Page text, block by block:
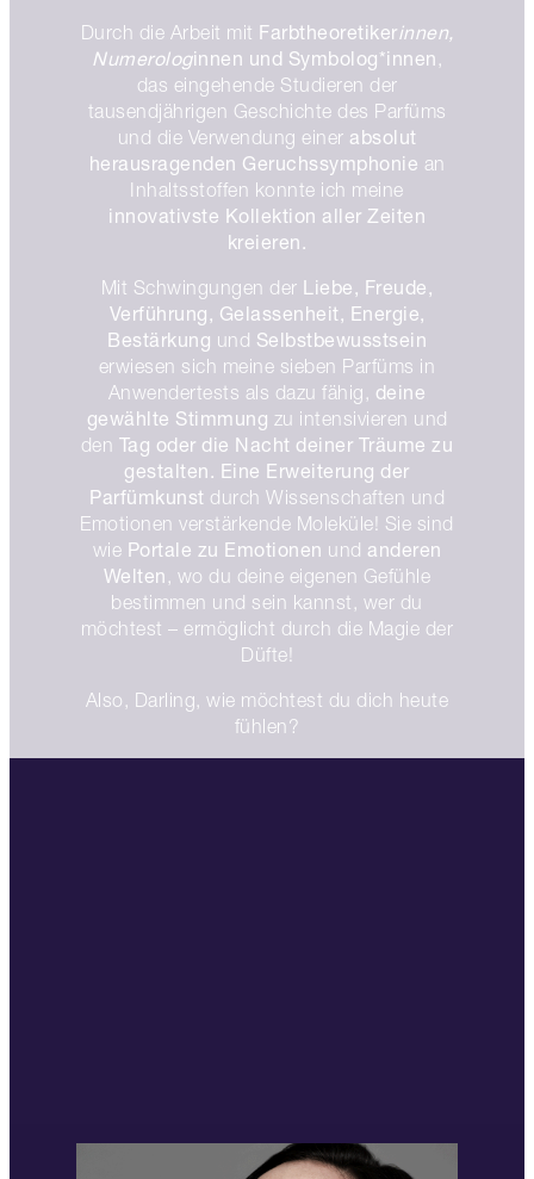
Durch die Arbeit mit Farbtheoretikerinnen,
Numerologinnen und Symbolog*innen ,
das eingehende Studieren der
tausendjährigen Geschichte des Parfüms
und die Verwendung einer absolut
herausragenden Geruchssymphonie an
Inhaltsstoffen konnte ich meine
innovativste Kollektion aller Zeiten
kreieren.
Mit Schwingungen der Liebe, Freude,
Verführung, Gelassenheit, Energie,
Bestärkung und Selbstbewusstsein
erwiesen sich meine sieben Parfüms in
Anwendertests als dazu fähig, deine
gewählte Stimmung zu intensivieren und
den Tag oder die Nacht deiner Träume zu
gestalten. Eine Erweiterung der
Parfümkunst durch Wissenschaften und
Emotionen verstärkende Moleküle! Sie sind
wie Portale zu Emotionen und anderen
Welten , wo du deine eigenen Gefühle
bestimmen und sein kannst, wer du
möchtest – ermöglicht durch die Magie der
Düfte!
Also, Darling, wie möchtest du dich heute
fühlen?